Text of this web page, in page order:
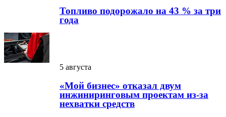
Топливо подорожало на 43 % за три
года
5 августа
«Мой бизнес» отказал двум
инжиниринговым проектам из-за
нехватки средств